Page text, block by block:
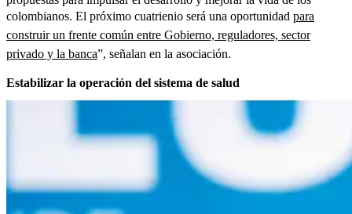
colombianos. El próximo cuatrienio será una oportunidad para
construir un frente común entre Gobierno, reguladores, sector
privado y la banca”, señalan en la asociación.
Estabilizar la operación del sistema de salud